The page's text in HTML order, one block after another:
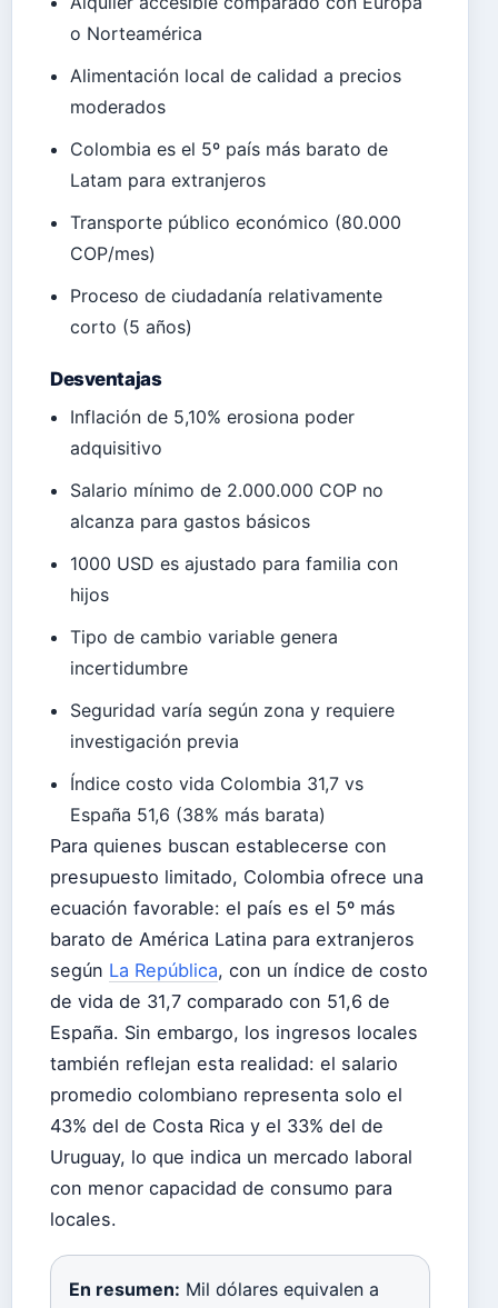
o Norteamérica
Alimentación local de calidad a precios
moderados
Colombia es el 5º país más barato de
Latam para extranjeros
Transporte público económico (80.000
COP/mes)
Proceso de ciudadanía relativamente
corto (5 años)
Desventajas
Inflación de 5,10% erosiona poder
adquisitivo
Salario mínimo de 2.000.000 COP no
alcanza para gastos básicos
1000 USD es ajustado para familia con
hijos
Tipo de cambio variable genera
incertidumbre
Seguridad varía según zona y requiere
investigación previa
Índice costo vida Colombia 31,7 vs
España 51,6 (38% más barata)
Para quienes buscan establecerse con
presupuesto limitado, Colombia ofrece una
ecuación favorable: el país es el 5º más
barato de América Latina para extranjeros
según La República, con un índice de costo
de vida de 31,7 comparado con 51,6 de
España. Sin embargo, los ingresos locales
también reflejan esta realidad: el salario
promedio colombiano representa solo el
43% del de Costa Rica y el 33% del de
Uruguay, lo que indica un mercado laboral
con menor capacidad de consumo para
locales.
En resumen: Mil dólares equivalen a